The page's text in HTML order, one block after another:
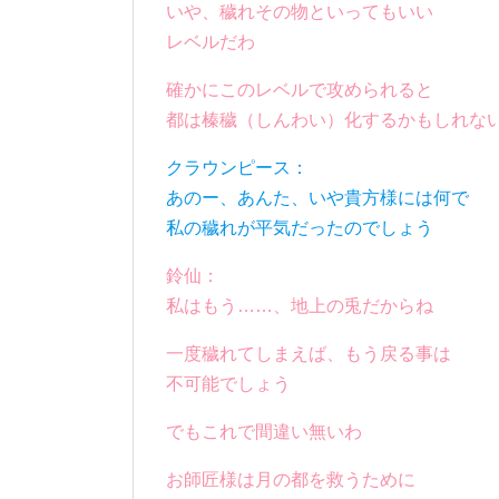
いや、穢れその物といってもいい
レベルだわ
確かにこのレベルで攻められると
都は榛穢（しんわい）化するかもしれ
クラウンピース：
あのー、あんた、いや貴方様には何で
私の穢れが平気だったのでしょう
鈴仙：
私はもう……、地上の兎だからね
一度穢れてしまえば、もう戻る事は
不可能でしょう
でもこれで間違い無いわ
お師匠様は月の都を救うために